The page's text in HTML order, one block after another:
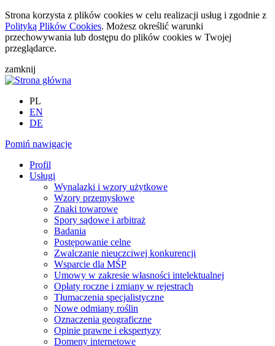
Strona korzysta z plików cookies w celu realizacji usług i zgodnie z
Polityką Plików Cookies. Możesz określić warunki
przechowywania lub dostępu do plików cookies w Twojej
przeglądarce.
zamknij
PL
EN
DE
Pomiń nawigacje
Profil
Usługi
Wynalazki i wzory użytkowe
Wzory przemysłowe
Znaki towarowe
Spory sądowe i arbitraż
Badania
Postępowanie celne
Zwalczanie nieuczciwej konkurencji
Wsparcie dla MŚP
Umowy w zakresie własności intelektualnej
Opłaty roczne i zmiany w rejestrach
Tłumaczenia specjalistyczne
Nowe odmiany roślin
Oznaczenia geograficzne
Opinie prawne i ekspertyzy
Domeny internetowe